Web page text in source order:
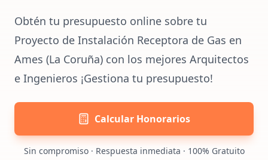
Obtén tu presupuesto online sobre tu
Proyecto de Instalación Receptora de Gas en
Ames (La Coruña) con los mejores Arquitectos
e Ingenieros ¡Gestiona tu presupuesto!
Calcular Honorarios
Sin compromiso · Respuesta inmediata · 100% Gratuito